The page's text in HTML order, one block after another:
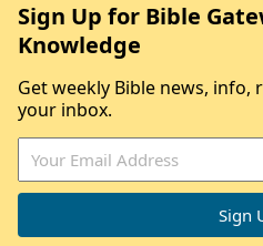
Sign Up for Bible
Knowledge
Get weekly Bible news, info,
your inbox.